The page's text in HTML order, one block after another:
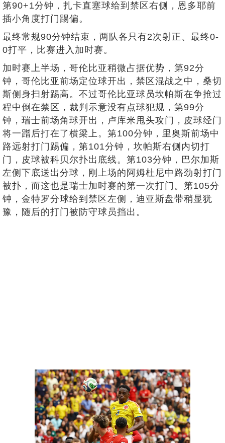
第90+1分钟，扎卡直塞球给到禁区右侧，恩多耶前
插小角度打门踢偏。
最终常规90分钟结束，两队各只有2次射正、最终0-
0打平，比赛进入加时赛。
加时赛上半场，哥伦比亚稍微占据优势，第92分
钟，哥伦比亚前场定位球开出，禁区混战之中，桑切
斯侧身扫射踢高。不过哥伦比亚球员坎帕斯在争抢过
程中倒在禁区，裁判示意没有点球犯规，第99分
钟，瑞士前场角球开出，卢库米甩头攻门，皮球经门
将一蹭后打在了横梁上。第100分钟，里奥斯前场中
路远射打门踢偏，第101分钟，坎帕斯右侧内切打
门，皮球被科贝尔扑出底线。第103分钟，巴尔加斯
左侧下底送出分球，刚上场的阿姆杜尼中路劲射打门
被扑，而这也是瑞士加时赛的第一次打门。第105分
钟，金特罗分球给到禁区左侧，迪亚斯盘带稍显犹
豫，随后的打门被防守球员挡出。